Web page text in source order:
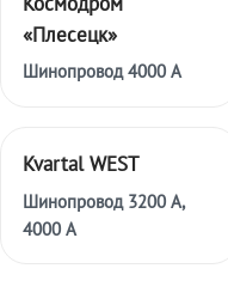
«Плесецк»
Шинопровод 4000 А
Kvartal WEST
Шинопровод 3200 А,
4000 А